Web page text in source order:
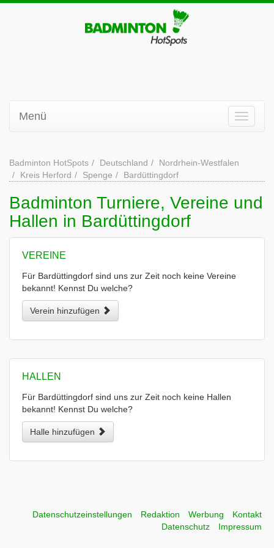
Menü
Badminton HotSpots Deutschland
Nordrhein-Westfalen
Kreis Herford
Spenge Bardüttingdorf
Badminton Turniere, Vereine und
Hallen in Bardüttingdorf
VEREINE
Für Bardüttingdorf sind uns zur Zeit noch keine Vereine
bekannt! Kennst Du welche?
Verein hinzufügen
HALLEN
Für Bardüttingdorf sind uns zur Zeit noch keine Hallen
bekannt! Kennst Du welche?
Halle hinzufügen
Datenschutzeinstellungen Redaktion Werbung
Kontakt
Datenschutz
Impressum